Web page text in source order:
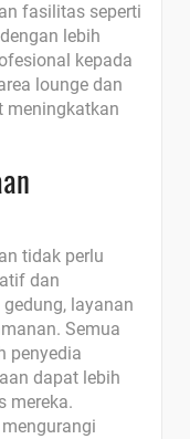
fasilitas seperti
lebih
kepada
lounge dan
meningkatkan
tidak perlu
dan
layanan
Semua
penyedia
dapat lebih
mereka.